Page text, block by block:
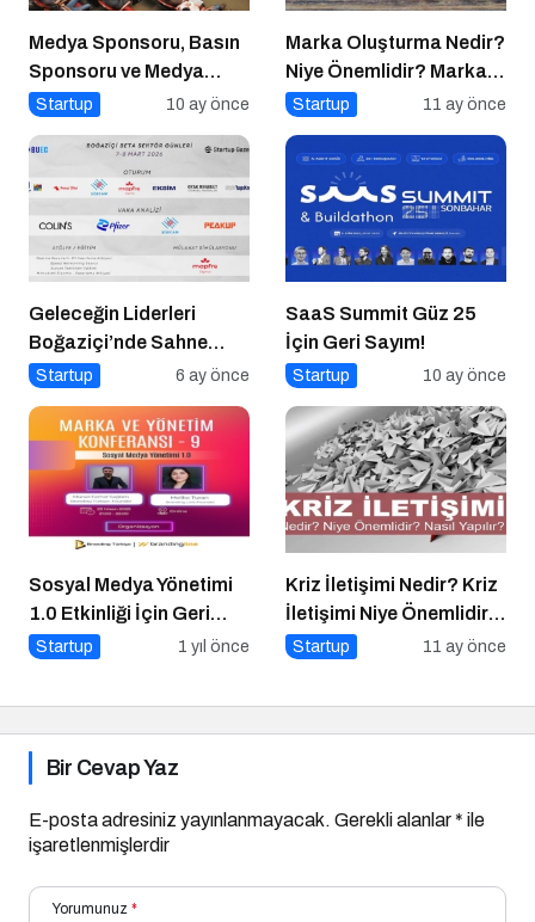
Medya Sponsoru, Basın
Sponsoru ve Medya
Partneri Ne Demek?
Startup 10 ay önce
Marka Oluşturma Nedir?
Niye Önemlidir? Marka
Oluşturma Nasıl Yapılır?
Startup 11 ay önce
Geleceğin Liderleri
Boğaziçi’nde Sahne
Alıyor
Startup 6 ay önce
SaaS Summit Güz 25
İçin Geri Sayım!
Startup 10 ay önce
Sosyal Medya Yönetimi
1.0 Etkinliği İçin Geri
Sayım!
Startup 1 yıl önce
Kriz İletişimi Nedir? Kriz
İletişimi Niye Önemlidir?
Kriz İletişimi Nasıl
Startup 11 ay önce
Bir Cevap Yaz
E-posta adresiniz yayınlanmayacak. Gerekli alanlar* ile
işaretlenmişlerdir
Yorumunuz *